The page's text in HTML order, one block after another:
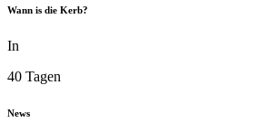
Wann is die Kerb?
In
40 Tagen
News